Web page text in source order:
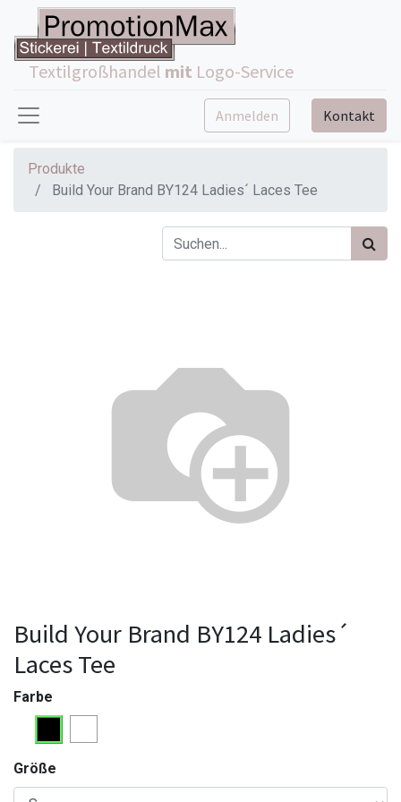
Textilgroßhandel mit Logo-Service
Anmelden Kontakt
Produkte
Build Your Brand BY124 Ladies´ Laces Tee
Build Your Brand BY124 Ladies´
Laces Tee
Farbe
Größe